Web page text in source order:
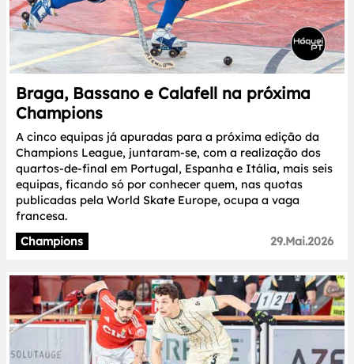
Braga, Bassano e Calafell na próxima
Champions
A cinco equipas já apuradas para a próxima edição da
Champions League, juntaram-se, com a realização dos
quartos-de-final em Portugal, Espanha e Itália, mais seis
equipas, ficando só por conhecer quem, nas quotas
publicadas pela World Skate Europe, ocupa a vaga
francesa.
Champions
29.Mai.2026